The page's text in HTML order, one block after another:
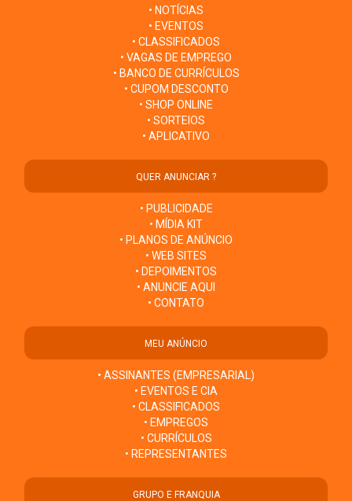
• NOTÍCIAS
• EVENTOS
• CLASSIFICADOS
• VAGAS DE EMPREGO
• BANCO DE CURRÍCULOS
• CUPOM DESCONTO
• SHOP ONLINE
• SORTEIOS
• APLICATIVO
QUER ANUNCIAR ?
• PUBLICIDADE
• MÍDIA KIT
• PLANOS DE ANÚNCIO
• WEB SITES
• DEPOIMENTOS
• ANUNCIE AQUI
• CONTATO
MEU ANÚNCIO
• ASSINANTES (EMPRESARIAL)
• EVENTOS E CIA
• CLASSIFICADOS
• EMPREGOS
• CURRÍCULOS
• REPRESENTANTES
GRUPO E FRANQUIA